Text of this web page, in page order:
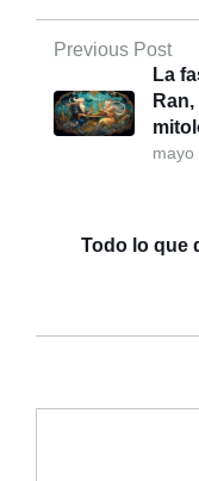
Previous Post
mayo
La
Todo lo que